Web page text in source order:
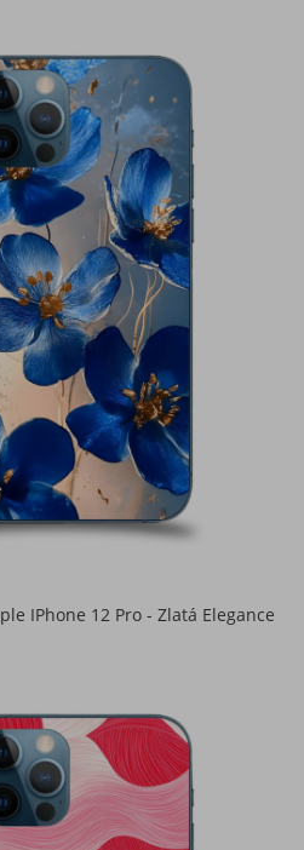
IPhone 12 Pro - Zlatá Elegance